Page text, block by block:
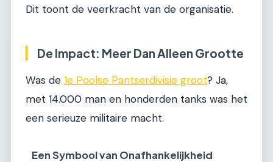
Dit toont de veerkracht van de organisatie.
De Impact: Meer Dan Alleen Grootte
Was de 1e Poolse Pantserdivisie groot? Ja,
met 14.000 man en honderden tanks was het
een serieuze militaire macht.
Een Symbool van Onafhankelijkheid